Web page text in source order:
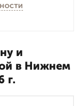
и
в Нижнем
г.